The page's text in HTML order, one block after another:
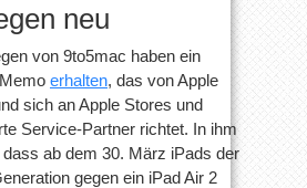
neu
von 9to5mac haben ein
erhalten, das von Apple
sich an Apple Stores und
Service-Partner richtet. In ihm
ab dem 30. März iPads der
gegen ein iPad Air 2